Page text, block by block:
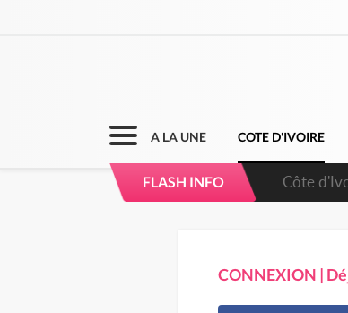
A LA UNE COTE D'IVOIRE
FLASH INFO Côte
CONNEXION |